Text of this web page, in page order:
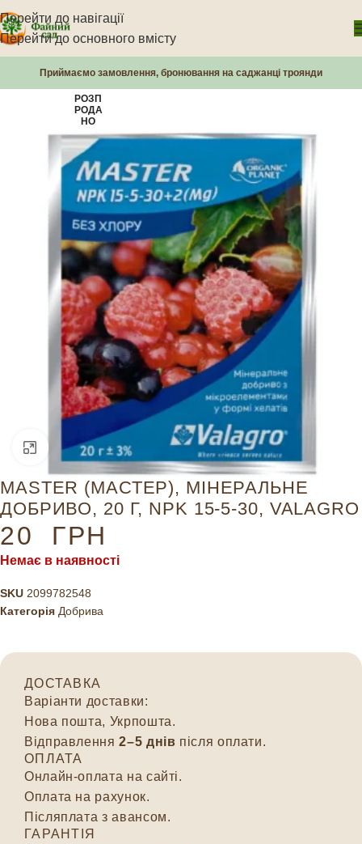
Перейти до навігації
Перейти до основного вмісту
Приймаємо замовлення, бронювання на саджанці троянди
РОЗП
РОДА
НО
Натисніть, щоб збільшити
MASTER (МАСТЕР), МІНЕРАЛЬНЕ
ДОБРИВО, 20 Г, NPK 15-5-30, VALAGRO
20 ГРН
Немає в наявності
SKU 2099782548
Категорія Добрива
ДОСТАВКА
Варіанти доставки:
Нова пошта, Укрпошта.
Відправлення2–5 днів після оплати.
ОПЛАТА
Онлайн-оплата на сайті.
Оплата на рахунок.
Післяплата з авансом.
ГАРАНТІЯ